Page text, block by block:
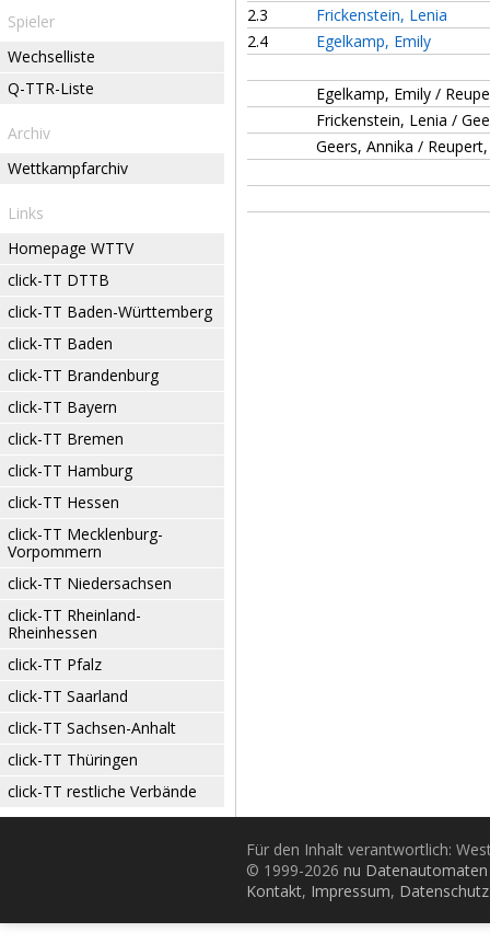
Spieler
Wechselliste
Q-TTR-Liste
Archiv
Wettkampfarchiv
Links
Homepage WTTV
click-TT DTTB
click-TT Baden-Württemberg
click-TT Baden
click-TT Brandenburg
click-TT Bayern
click-TT Bremen
click-TT Hamburg
click-TT Hessen
click-TT Mecklenburg-
Vorpommern
click-TT Niedersachsen
click-TT Rheinland-
Rheinhessen
click-TT Pfalz
click-TT Saarland
click-TT Sachsen-Anhalt
click-TT Thüringen
click-TT restliche Verbände
2.3
Frickenstein, Lenia
2.4
Egelkamp, Emily
Egelkamp, Emily /
Frickenstein, Lenia /
Geers, Annika /
Für den Inhalt verantwortlich:
© 1999-2026 nu
Kontakt, Impressum, Datenschutz